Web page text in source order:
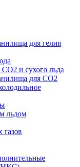
для гелия
СО2 и сухого льда
для CO2
льдом
газов